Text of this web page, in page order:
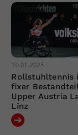
10.01.2025
Rollstuhltennis
fixer
Upper Austria
Linz